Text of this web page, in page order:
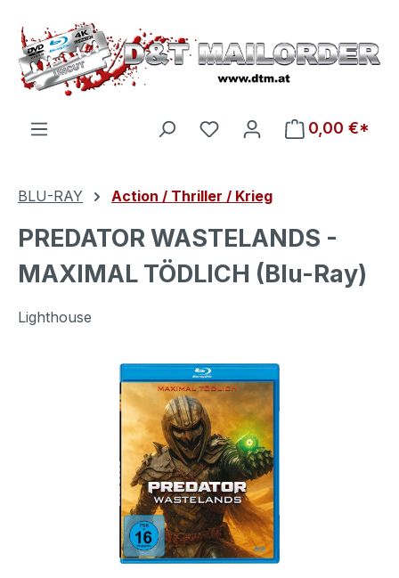
Zum Hauptinhalt springen
Du hast 0 Produkte auf
0,00 €*
BLU-RAY Action / Thriller / Krieg
PREDATOR WASTELANDS -
MAXIMAL TÖDLICH (Blu-Ray)
Lighthouse
Bildergalerie überspringen